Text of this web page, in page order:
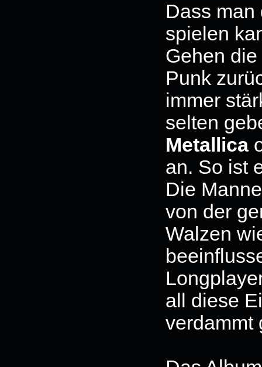
Dass man
spielen
Gehen
Punk
immer
selten
Metallica
an. So ist
Die
von der
Walzen
all diese
verdammt